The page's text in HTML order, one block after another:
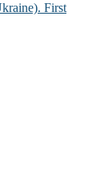
First